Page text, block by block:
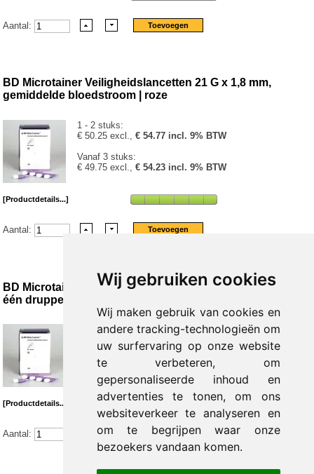
Wij gebruiken cookies
Wij maken gebruik van cookies en
andere tracking-technologieën om
uw surfervaring op onze website
te verbeteren, om
gepersonaliseerde inhoud en
advertenties te tonen, om ons
websiteverkeer te analyseren en
om te begrijpen waar onze
bezoekers vandaan komen.
Aantal:
BD Microtainer Veiligheidslancetten 21 G x 1,8 mm,
gemiddelde bloedstroom | roze
1 - 2 stuks:
€ 50.25 excl.,€ 54.77 incl. 9% BTW
Vanaf 3 stuks:
€ 49.75 excl.,€ 54.23 incl. 9% BTW
[Productdetails...]
Aantal:
BD Microtainer Veiligheidslancetten 30 G x 1,5 mm,
één druppel | paars
1 - 2 stuks:
€ 56.73 incl. 9% BTW
Vanaf 3 stuks:
€ 56.19 incl. 9% BTW
[Productdetails...]
Aantal: